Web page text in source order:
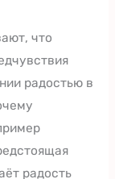
что
радостью в
радость